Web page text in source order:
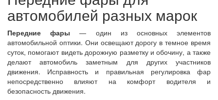
автомобилей разных марок
Передние фары — один из основных элементов
автомобильной оптики. Они освещают дорогу в темное время
суток, помогают видеть дорожную разметку и обочину, а также
делают автомобиль заметным для других участников
движения. Исправность и правильная регулировка фар
непосредственно влияют на комфорт водителя и
безопасность движения.